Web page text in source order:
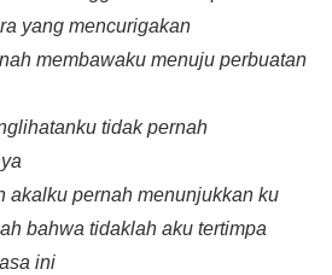
yang mencurigakan
membawaku menuju perbuatan
tidak pernah
akalku pernah menunjukkan ku
bahwa tidaklah aku tertimpa
ini